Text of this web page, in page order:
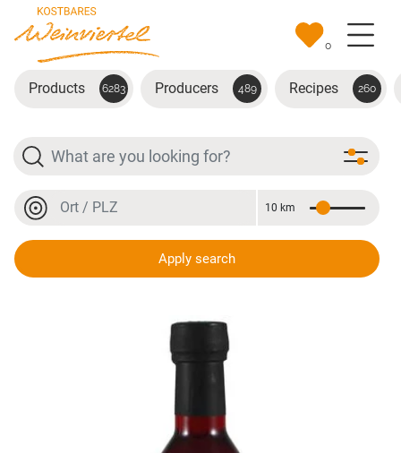
Skip to main content
0
Products 6283 Producers 489 Recipes 260
Search
Location or postal code
Distance
10 km
Apply search
Bio Himbeer Sirup